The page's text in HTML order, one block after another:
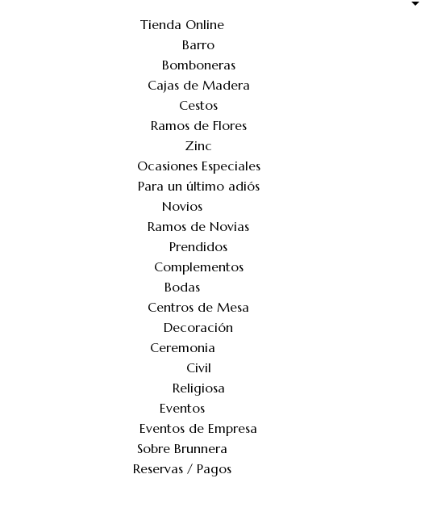
Tienda Online
Barro
Bomboneras
Cajas de Madera
Cestos
Ramos de Flores
Zinc
Ocasiones Especiales
Para un último adiós
Novios
Ramos de Novias
Prendidos
Complementos
Bodas
Centros de Mesa
Decoración
Ceremonia
Civil
Religiosa
Eventos
Eventos de Empresa
Sobre Brunnera
Reservas / Pagos